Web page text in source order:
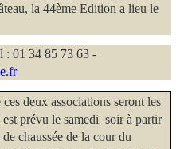
la 44ème Edition a lieu le
: 01 34 85 73 63 -
deux associations seront les
prévu le samedi soir à partir
chaussée de la cour du